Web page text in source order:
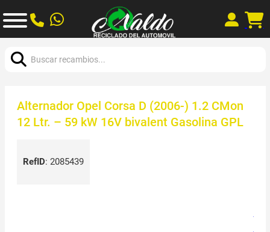
Alternador Opel Corsa D (2006-) 1.2 CMon
12 Ltr. – 59 kW 16V bivalent Gasolina GPL
RefID: 2085439